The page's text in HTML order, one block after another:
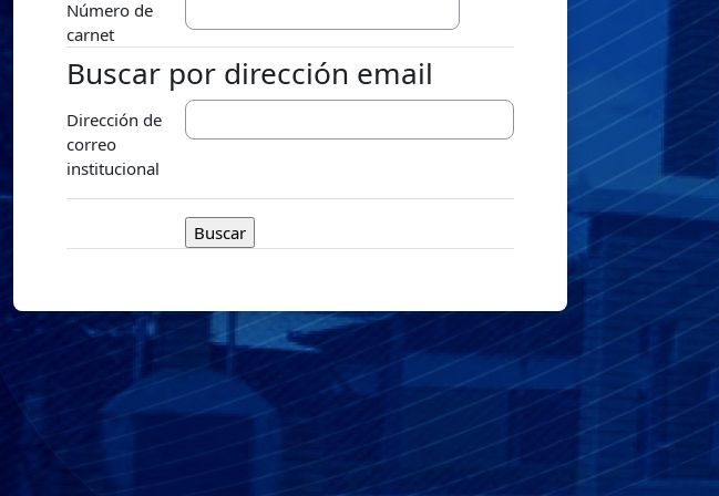
Número de
carnet
Buscar por dirección email
Buscar por dirección email
Dirección de
correo
institucional